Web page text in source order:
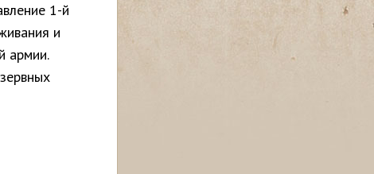
1-й
и
армии.